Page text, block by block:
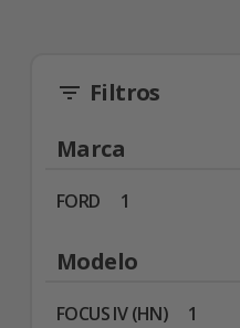
filter_list Filtros
Marca
FORD 1
Modelo
FOCUS IV (HN) 1